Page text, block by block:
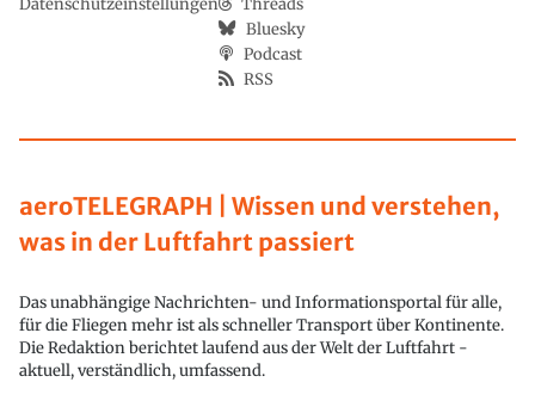
aeroTELEGRAPH | Wissen und verstehen,
was in der Luftfahrt passiert
Das unabhängige Nachrichten- und Informationsportal für alle,
für die Fliegen mehr ist als schneller Transport über Kontinente.
Die Redaktion berichtet laufend aus der Welt der Luftfahrt -
aktuell, verständlich, umfassend.
Datenschutzeinstellungen
Threads
Bluesky
Podcast
RSS